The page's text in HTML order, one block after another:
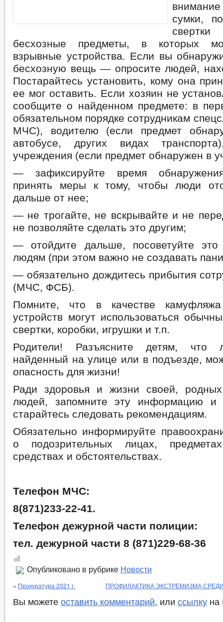
сумки,
бесхозные предметы, в которых
взрывные устройства. Если вы
бесхозную вещь — опросите людей,
Постарайтесь установить, кому она
ее мог оставить. Если хозяин не
сообщите о найденном предмете: в
обязательном порядке сотрудникам
МЧС), водителю (если предмет
автобусе, других видах
учреждения (если предмет обнаружен в
— зафиксируйте время
принять меры к тому, чтобы люди
дальше от нее;
— не трогайте, не вскрывайте и не
не позволяйте сделать это другим;
— отойдите дальше, посоветуйте это
людям (при этом важно не создавать
— обязательно дождитесь прибытия
(МЧС, ФСБ).
Помните, что в качестве
устройств могут использоваться
свертки, коробки, игрушки и т.п.
Родители! Разъясните детям, что
найденный на улице или в подъезде,
опасность для жизни!
Ради здоровья и жизни своей,
людей, запомните эту информацию и
старайтесь следовать рекомендациям.
Обязательно информируйте
о подозрительных лицах,
средствах и обстоятельствах.
Телефон МЧС:
8(871)233-22-41.
Телефон дежурной части полиции:
тел. дежурной части 8 (871)229-68-36
Опубликовано в рубрике Новости
« Прокуратура 2021 г. ПРОФИЛАКТИКА ЭКСТРЕМИЗМА
Вы можете оставить комментарий, или ссылку на